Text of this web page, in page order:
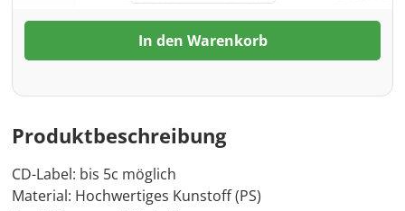
In den Warenkorb
Produktbeschreibung
CD-Label: bis 5c möglich
Material: Hochwertiges Kunstoff (PS)